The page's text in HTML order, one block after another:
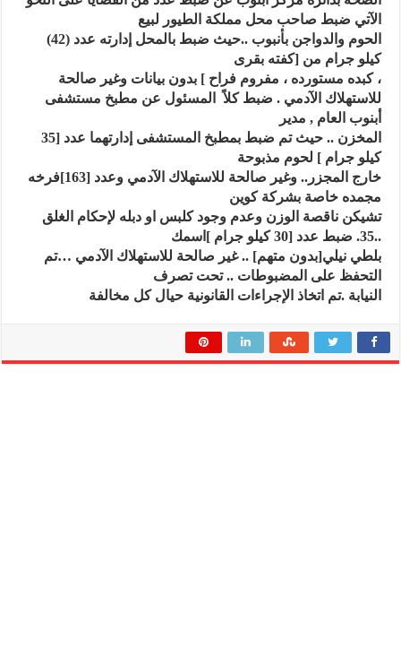
الآتي ضبط صاحب محل مملكة الطيور لبيع
الحوم والدواجن بأنبوب ..حيث ضبط بالمحل إدارته عدد (42)
كيلو جرام من [كفته بقرى
، كبده مستورده ، مفروم فراح ] بدون بيانات وغير صالحة
للاستهلاك الآدمي. ضبط كلاً
المسئول عن مطبخ مستشفى
أبنوب العام , مدير
المخزن .. حيث تم ضبط بمطبخ المستشفى إدارتهما عدد [35
كيلو جرام ] لحوم مذبوحة
خارج المجزر.. وغير صالحة للاستهلاك الآدمي وعدد [163]فرخه
مجمده خاصة بشركة كوين
تشيكن ناقصة الوزن وعدم وجود كلبس او دبله لإحكام الغلق
..35. ضبط عدد [30 كيلو جرام ]اسمك
بلطي نيلي[بدون متهم] .. غير صالحة للاستهلاك الآدمي …تم
التحفظ على المضبوطات .. تحت تصرف
النيابة .تم اتخاذ الإجراءات القانونية حيال كل مخالفة